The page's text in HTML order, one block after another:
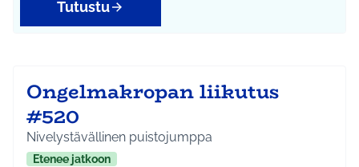
Tutustu
Ongelmakropan liikutus
#520
Nivelystävällinen puistojumppa
Etenee jatkoon